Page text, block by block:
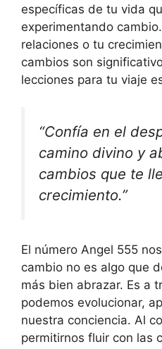
específicas de tu vida
experimentando
relaciones o tu
cambios son
lecciones para tu viaje
“Confía en el
camino divino y
cambios que te
crecimiento.”
El número Angel 555
cambio no es algo que
más bien abrazar. Es a
podemos evolucionar,
nuestra conciencia. Al
permitirnos fluir con las